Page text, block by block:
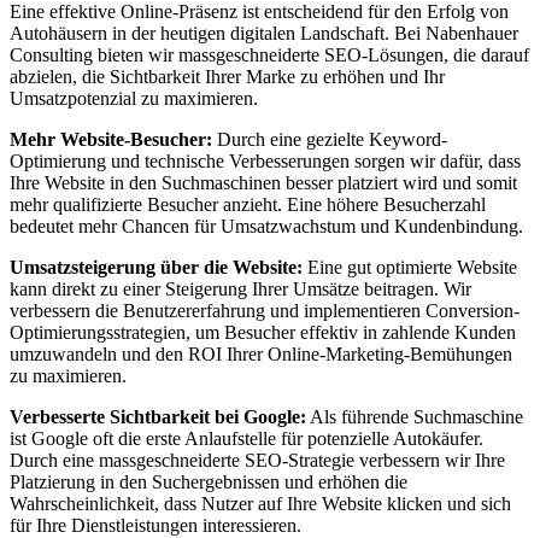
Eine effektive Online-Präsenz ist entscheidend für den Erfolg von
Autohäusern in der heutigen digitalen Landschaft. Bei Nabenhauer
Consulting bieten wir massgeschneiderte SEO-Lösungen, die darauf
abzielen, die Sichtbarkeit Ihrer Marke zu erhöhen und Ihr
Umsatzpotenzial zu maximieren.
Mehr Website-Besucher: Durch eine gezielte Keyword-
Optimierung und technische Verbesserungen sorgen wir dafür, dass
Ihre Website in den Suchmaschinen besser platziert wird und somit
mehr qualifizierte Besucher anzieht. Eine höhere Besucherzahl
bedeutet mehr Chancen für Umsatzwachstum und Kundenbindung.
Umsatzsteigerung über die Website: Eine gut optimierte Website
kann direkt zu einer Steigerung Ihrer Umsätze beitragen. Wir
verbessern die Benutzererfahrung und implementieren Conversion-
Optimierungsstrategien, um Besucher effektiv in zahlende Kunden
umzuwandeln und den ROI Ihrer Online-Marketing-Bemühungen
zu maximieren.
Verbesserte Sichtbarkeit bei Google: Als führende Suchmaschine
ist Google oft die erste Anlaufstelle für potenzielle Autokäufer.
Durch eine massgeschneiderte SEO-Strategie verbessern wir Ihre
Platzierung in den Suchergebnissen und erhöhen die
Wahrscheinlichkeit, dass Nutzer auf Ihre Website klicken und sich
für Ihre Dienstleistungen interessieren.